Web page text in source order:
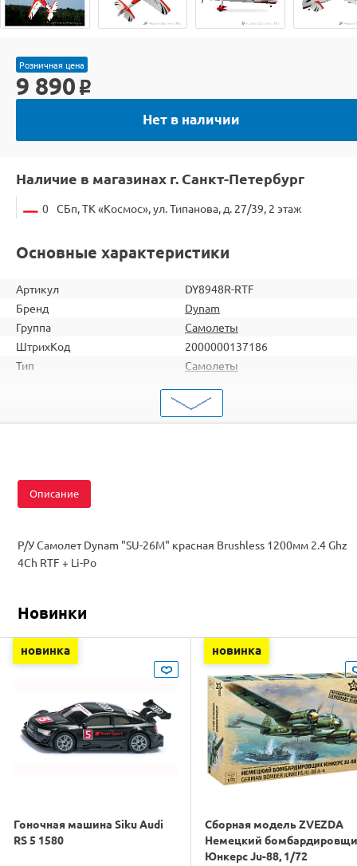
Розничная цена
9 890 o
Нет в наличии
Наличие в магазинах г. Санкт-Петербург
0 СБп, ТК «Космос», ул. Типанова, д. 27/39, 2 этаж
Основные характеристики
Артикул
DY8948R-RTF
Бренд
Dynam
Группа
Самолеты
ШтрихКод
2000000137186
Тип
Самолеты
Копийные
Описание
Р/У Самолет Dynam "SU-26M" красная Brushless 1200мм 2.4 Ghz
4Ch RTF + Li-Po
Новинки
новинка
Гоночная машина Siku Audi
RS 5 1580
новинка
Сборная модель ZVEZDA
Немецкий
Юнкерс Ju-88, 1/72